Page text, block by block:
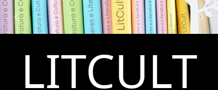
Previous Next
LITCULT